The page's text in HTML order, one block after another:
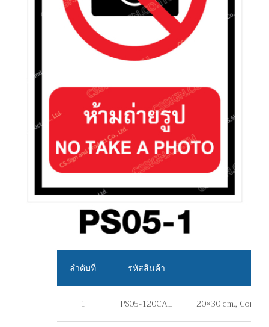
ลำดับที่ รหัสสินค้า
1 PS05-120CAL 20×30 cm.,